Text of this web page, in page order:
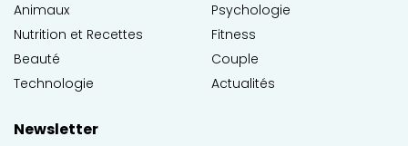
Animaux
Nutrition et Recettes
Beauté
Technologie
Psychologie
Fitness
Couple
Actualités
Newsletter